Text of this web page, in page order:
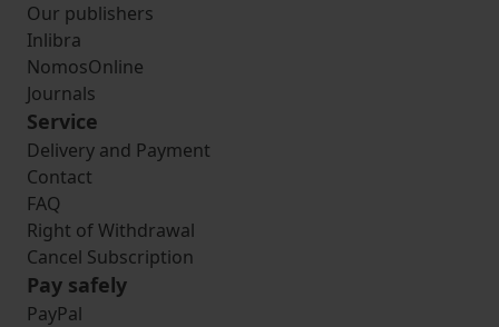
Our publishers
Inlibra
NomosOnline
Journals
Service
Delivery and Payment
Contact
FAQ
Right of Withdrawal
Cancel Subscription
Pay safely
PayPal